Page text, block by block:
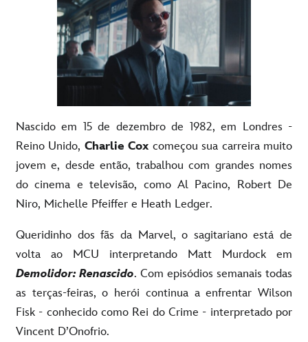
Nascido em 15 de dezembro de 1982, em Londres -
Reino Unido, Charlie Cox começou sua carreira muito
jovem e, desde então, trabalhou com grandes nomes
do cinema e televisão, como Al Pacino, Robert De
Niro, Michelle Pfeiffer e Heath Ledger.
Queridinho dos fãs da Marvel, o sagitariano está de
volta ao MCU interpretando Matt Murdock em
Demolidor: Renascido. Com episódios semanais todas
as terças-feiras, o herói continua a enfrentar Wilson
Fisk - conhecido como Rei do Crime - interpretado por
Vincent D’Onofrio.